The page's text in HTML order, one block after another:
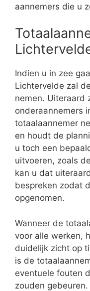
aannemers die u
Indien u in zee
Lichtervelde zal
nemen. Uiteraard
onderaannemers
totaalaannemer
en houdt de
u toch een
uitvoeren, zoals
kan u dat
bespreken zodat
opgenomen.
Wanneer de
voor alle werken,
duidelijk zicht op
is de
eventuele fouten
zouden